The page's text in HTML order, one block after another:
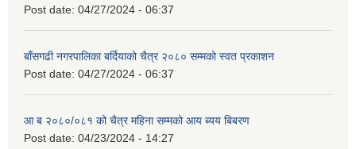
Post date: 04/27/2024 - 06:37
बाँसगढी नगरपालिका बर्दियाको चैत्र २०८० सम्मको स्वत प्रकाशन
Post date: 04/27/2024 - 06:37
आ ब २०८०/०८१ को चैत्र महिना सम्मको आय ब्यय बिबरण
Post date: 04/23/2024 - 14:27